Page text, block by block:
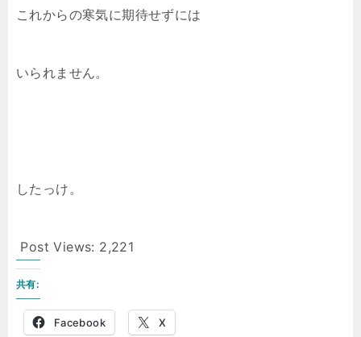
これからの寒気に期待せずには
いられません。
したっけ。
Post Views: 2,221
共有:
Facebook X